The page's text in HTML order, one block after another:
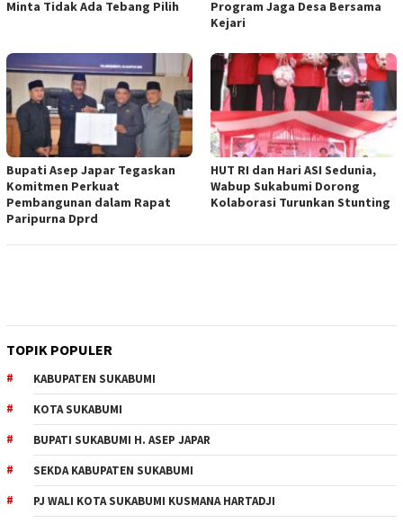
Minta Tidak Ada Tebang Pilih
Program Jaga Desa Bersama
Kejari
Bupati Asep Japar Tegaskan
Komitmen Perkuat
Pembangunan dalam Rapat
Paripurna Dprd
HUT RI dan Hari ASI Sedunia,
Wabup Sukabumi Dorong
Kolaborasi Turunkan Stunting
TOPIK POPULER
KABUPATEN SUKABUMI
KOTA SUKABUMI
BUPATI SUKABUMI H. ASEP JAPAR
SEKDA KABUPATEN SUKABUMI
PJ WALI KOTA SUKABUMI KUSMANA HARTADJI